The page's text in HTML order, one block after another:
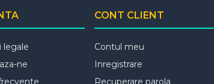
legale
ne
CONT CLIENT
Contul meu
Inregistrare
Recuperare parola